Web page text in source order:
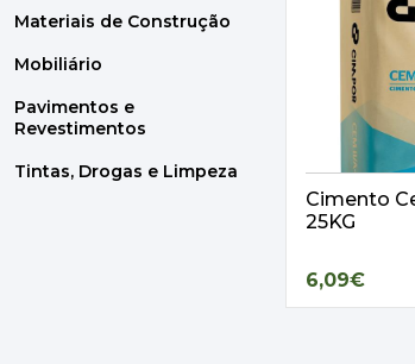
Materiais de Construção
Mobiliário
Pavimentos e
Revestimentos
Tintas, Drogas e Limpeza
Cimento
25KG
6,09€